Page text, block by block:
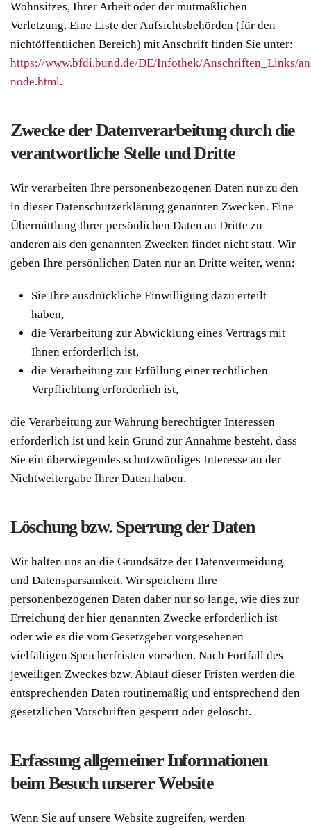
Wohnsitzes, Ihrer Arbeit oder der mutmaßlichen
Verletzung. Eine Liste der Aufsichtsbehörden (für den
nichtöffentlichen Bereich) mit Anschrift finden Sie unter:
https://www.bfdi.bund.de/DE/Infothek/Anschriften_Links/
node.html.
Zwecke der Datenverarbeitung durch die
verantwortliche Stelle und Dritte
Wir verarbeiten Ihre personenbezogenen Daten nur zu den
in dieser Datenschutzerklärung genannten Zwecken. Eine
Übermittlung Ihrer persönlichen Daten an Dritte zu
anderen als den genannten Zwecken findet nicht statt. Wir
geben Ihre persönlichen Daten nur an Dritte weiter, wenn:
Sie Ihre ausdrückliche Einwilligung dazu erteilt
haben,
die Verarbeitung zur Abwicklung eines Vertrags mit
Ihnen erforderlich ist,
die Verarbeitung zur Erfüllung einer rechtlichen
Verpflichtung erforderlich ist,
die Verarbeitung zur Wahrung berechtigter Interessen
erforderlich ist und kein Grund zur Annahme besteht, dass
Sie ein überwiegendes schutzwürdiges Interesse an der
Nichtweitergabe Ihrer Daten haben.
Löschung bzw. Sperrung der Daten
Wir halten uns an die Grundsätze der Datenvermeidung
und Datensparsamkeit. Wir speichern Ihre
personenbezogenen Daten daher nur so lange, wie dies zur
Erreichung der hier genannten Zwecke erforderlich ist
oder wie es die vom Gesetzgeber vorgesehenen
vielfältigen Speicherfristen vorsehen. Nach Fortfall des
jeweiligen Zweckes bzw. Ablauf dieser Fristen werden die
entsprechenden Daten routinemäßig und entsprechend den
gesetzlichen Vorschriften gesperrt oder gelöscht.
Erfassung allgemeiner Informationen
beim Besuch unserer Website
Wenn Sie auf unsere Website zugreifen, werden